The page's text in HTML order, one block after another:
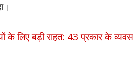
के लिए बड़ी राहत: 43 प्रकार के